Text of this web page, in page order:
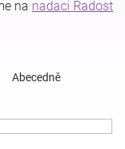
na nadaci Radost
Abecedně